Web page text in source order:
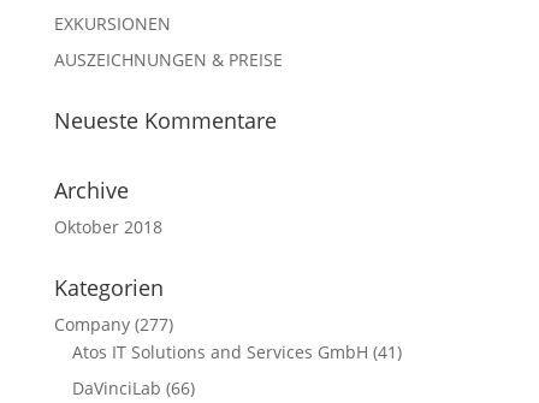
EXKURSIONEN
AUSZEICHNUNGEN & PREISE
Neueste Kommentare
Archive
Oktober 2018
Kategorien
Company(277)
Atos IT Solutions and Services GmbH (41)
DaVinciLab (66)